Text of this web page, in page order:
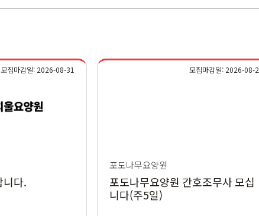
모집마감일: 2026-08-31
니다.
모집마감일: 2026-08-
포도나무요양원
포도나무요양원 간호조무사 모십
니다(주5일)